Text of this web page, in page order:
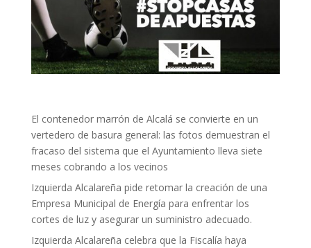
El contenedor marrón de Alcalá se convierte en un
vertedero de basura general: las fotos demuestran el
fracaso del sistema que el Ayuntamiento lleva siete
meses cobrando a los vecinos
Izquierda Alcalareña pide retomar la creación de una
Empresa Municipal de Energía para enfrentar los
cortes de luz y asegurar un suministro adecuado.
Izquierda Alcalareña celebra que la Fiscalía haya